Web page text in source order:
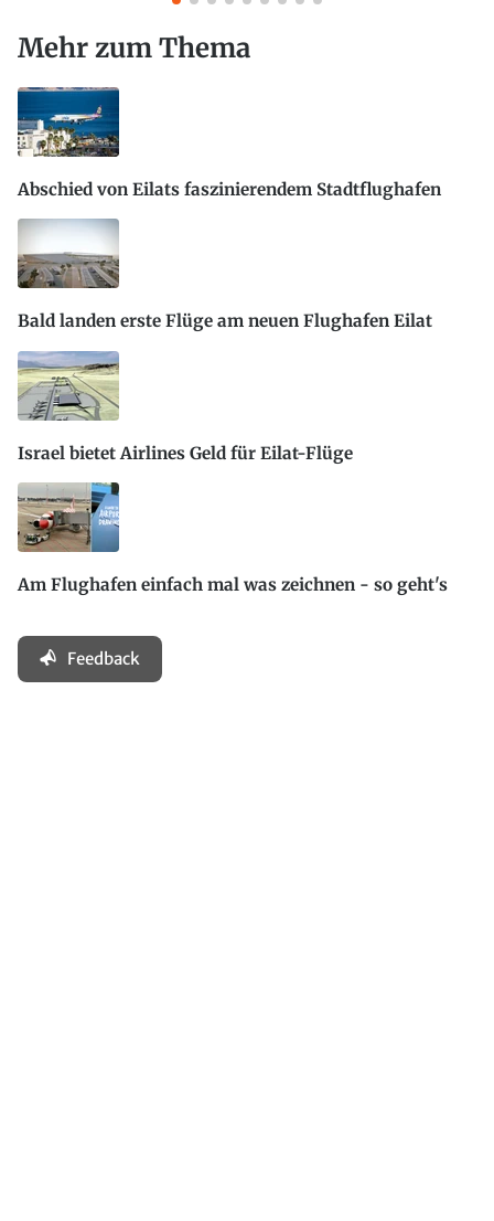
Mehr zum Thema
Abschied von Eilats faszinierendem Stadtflughafen
Bald landen erste Flüge am neuen Flughafen Eilat
Israel bietet Airlines Geld für Eilat-Flüge
Am Flughafen einfach mal was zeichnen - so geht's
Feedback